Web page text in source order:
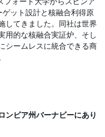
ット設計と核融合利得原
してきました。同社は世界
用的な核融合実証炉、そし
シームレスに統合できる商
ンビア州バーナビーにあり